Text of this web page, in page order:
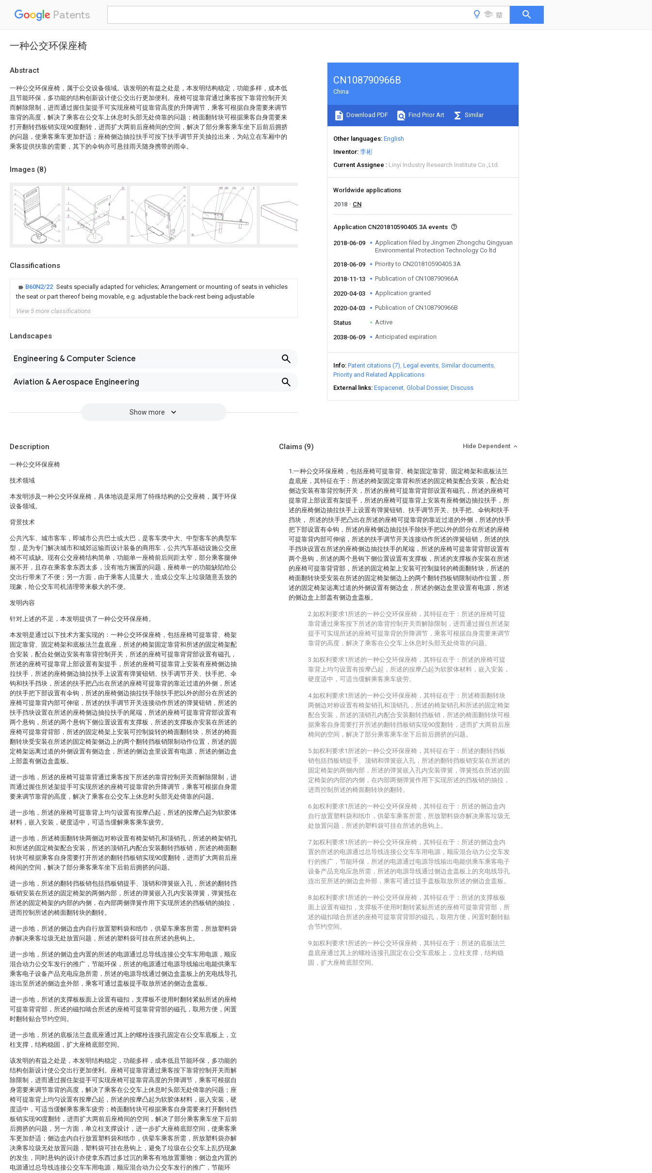
Patents
一种公交环保座椅
Abstract
一种公交环保座椅，属于公交设备领域。该发明的有益之处是，本发明结构稳定，功能多样，成本低
且节能环保，多功能的结构创新设计使公交出行更加便利。座椅可提靠背通过乘客按下靠背控制开关
而解除限制，进而通过握住架提手可实现座椅可提靠背高度的升降调节，乘客可根据自身需要来调节
靠背的高度，解决了乘客在公交车上休息时头部无处倚靠的问题；椅面翻转块可根据乘客自身需要来
打开翻转挡板销实现90度翻转，进而扩大两前后座椅间的空间，解决了部分乘客乘车坐下后前后拥挤
的问题，使乘客乘车更加舒适；座椅侧边抽拉扶手可按下扶手调节开关抽拉出来，为站立在车厢中的
乘客提供扶靠的需要，其下的伞钩亦可悬挂雨天随身携带的雨伞。
Images (8)
Classifications
B60N2/22 Seats specially adapted for vehicles; Arrangement or mounting of seats in vehicles
the seat or part thereof being movable, e.g. adjustable the back-rest being adjustable
View 5 more classifications
Landscapes
Engineering & Computer Science
Aviation & Aerospace Engineering
Show more
CN108790966B
China
Download PDF Find Prior Art Similar
Other languages English
Inventor 李彬
Current Assignee
Linyi Industry Research Institute Co.,Ltd.
Worldwide applications
2018
CN
Application CN201810590405.3A events
2018-06-09
Application filed by Jingmen Zhongchu Qingyuan
Environmental Protection Technology Co ltd
2018-06-09
Priority to CN201810590405.3A
2018-11-13 Publication of CN108790966A
2020-04-03 Application granted
2020-04-03 Publication of CN108790966B
Status Active
2038-06-09 Anticipated expiration
Info Patent citations (7) Legal events Similar documents
Priority and Related Applications
External links Espacenet Global Dossier Discuss
Description
一种公交环保座椅
技术领域
本发明涉及一种公交环保座椅，具体地说是采用了特殊结构的公交座椅，属于环保
设备领域。
背景技术
公共汽车、城市客车，即城市公共巴士或大巴，是客车类中大、中型客车的典型车
型，是为专门解决城市和城郊运输而设计装备的商用车，公共汽车基础设施公交座
椅不可或缺。现有公交座椅结构简单，功能单一座椅前后间距太窄，部分乘客腿伸
展不开，且存在乘客拿东西太多，没有地方搁置的问题，座椅单一的功能缺陷给公
交出行带来了不便；另一方面，由于乘客人流量大，造成公交车上垃圾随意丢放的
现象，给公交车司机清理带来极大的不便。
发明内容
针对上述的不足，本发明提供了一种公交环保座椅。
本发明是通过以下技术方案实现的：一种公交环保座椅，包括座椅可提靠背、椅架
固定靠背、固定椅架和底板法兰盘底座，所述的椅架固定靠背和所述的固定椅架配
合安装，配合处侧边安装有靠背控制开关，所述的座椅可提靠背背部设置有磁孔，
所述的座椅可提靠背上部设置有架提手，所述的座椅可提靠背上安装有座椅侧边抽
拉扶手，所述的座椅侧边抽拉扶手上设置有弹簧钮销、扶手调节开关、扶手把、伞
钩和扶手挡块，所述的扶手把凸出在所述的座椅可提靠背的靠近过道的外侧，所述
的扶手把下部设置有伞钩，所述的座椅侧边抽拉扶手除扶手把以外的部分在所述的
座椅可提靠背内部可伸缩，所述的扶手调节开关连接动作所述的弹簧钮销，所述的
扶手挡块设置在所述的座椅侧边抽拉扶手的尾端，所述的座椅可提靠背背部设置有
两个悬钩，所述的两个悬钩下侧位置设置有支撑板，所述的支撑板亦安装在所述的
座椅可提靠背背部，所述的固定椅架上安装可控制旋转的椅面翻转块，所述的椅面
翻转块受安装在所述的固定椅架侧边上的两个翻转挡板销限制动作位置，所述的固
定椅架远离过道的外侧设置有侧边盒，所述的侧边盒里设置有电源，所述的侧边盒
上部盖有侧边盒盖板。
进一步地，所述的座椅可提靠背通过乘客按下所述的靠背控制开关而解除限制，进
而通过握住所述架提手可实现所述的座椅可提靠背的升降调节，乘客可根据自身需
要来调节靠背的高度，解决了乘客在公交车上休息时头部无处倚靠的问题。
进一步地，所述的座椅可提靠背上均匀设置有按摩凸起，所述的按摩凸起为软胶体
材料，嵌入安装，硬度适中，可适当缓解乘客乘车疲劳。
进一步地，所述椅面翻转块两侧边对称设置有椅架销孔和顶销孔，所述的椅架销孔
和所述的固定椅架配合安装，所述的顶销孔内配合安装翻转挡板销，所述的椅面翻
转块可根据乘客自身需要打开所述的翻转挡板销实现90度翻转，进而扩大两前后座
椅间的空间，解决了部分乘客乘车坐下后前后拥挤的问题。
进一步地，所述的翻转挡板销包括挡板销提手、顶销和弹簧嵌入孔，所述的翻转挡
板销安装在所述的固定椅架的两侧内部，所述的弹簧嵌入孔内安装弹簧，弹簧抵在
所述的固定椅架的内部的内侧，在内部两侧弹簧作用下实现所述的挡板销的抽拉，
进而控制所述的椅面翻转块的翻转。
进一步地，所述的侧边盒内自行放置塑料袋和纸巾，供晕车乘客所需，所放塑料袋
亦解决乘客垃圾无处放置问题，所述的塑料袋可挂在所述的悬钩上。
进一步地，所述的侧边盒内置的所述的电源通过总导线连接公交车车用电源，顺应
混合动力公交车发行的推广，节能环保，所述的电源通过电源导线输出电能供乘车
乘客电子设备产品充电应急所需，所述的电源导线通过侧边盒盖板上的充电线导孔
连出至所述的侧边盒外部，乘客可通过盖板提手取放所述的侧边盒盖板。
进一步地，所述的支撑板板面上设置有磁扣，支撑板不使用时翻转紧贴所述的座椅
可提靠背背部，所述的磁扣啮合所述的座椅可提靠背背部的磁孔，取用方便，闲置
时翻转贴合节约空间。
进一步地，所述的底板法兰盘底座通过其上的螺栓连接孔固定在公交车底板上，立
柱支撑，结构稳固，扩大座椅底部空间。
该发明的有益之处是，本发明结构稳定，功能多样，成本低且节能环保，多功能的
结构创新设计使公交出行更加便利。座椅可提靠背通过乘客按下靠背控制开关而解
除限制，进而通过握住架提手可实现座椅可提靠背高度的升降调节，乘客可根据自
身需要来调节靠背的高度，解决了乘客在公交车上休息时头部无处倚靠的问题；座
椅可提靠背上均匀设置有按摩凸起，所述的按摩凸起为软胶体材料，嵌入安装，硬
度适中，可适当缓解乘客乘车疲劳；椅面翻转块可根据乘客自身需要来打开翻转挡
板销实现90度翻转，进而扩大两前后座椅间的空间，解决了部分乘客乘车坐下后前
后拥挤的问题，另一方面，单立柱支撑设计，进一步扩大座椅底部空间，使乘客乘
车更加舒适；侧边盒内自行放置塑料袋和纸巾，供晕车乘客所需，所放塑料袋亦解
决乘客垃圾无处放置问题，塑料袋可挂在悬钩上，避免了垃圾在公交车上乱扔现象
的发生，同时悬钩的设计亦使拿东西过多过沉的乘客有地放置重物；侧边盒内置的
电源通过总导线连接公交车车用电源，顺应混合动力公交车发行的推广，节能环
Claims (9) Hide Dependent
1.一种公交环保座椅，包括座椅可提靠背、椅架固定靠背、固定椅架和底板法兰
盘底座，其特征在于：所述的椅架固定靠背和所述的固定椅架配合安装，配合处
侧边安装有靠背控制开关，所述的座椅可提靠背背部设置有磁孔，所述的座椅可
提靠背上部设置有架提手，所述的座椅可提靠背上安装有座椅侧边抽拉扶手，所
述的座椅侧边抽拉扶手上设置有弹簧钮销、扶手调节开关、扶手把、伞钩和扶手
挡块， 所述的扶手把凸出在所述的座椅可提靠背的靠近过道的外侧，所述的扶手
把下部设置有伞钩，所述的座椅侧边抽拉扶手除扶手把以外的部分在所述的座椅
可提靠背内部可伸缩，所述的扶手调节开关连接动作所述的弹簧钮销，所述的扶
手挡块设置在所述的座椅侧边抽拉扶手的尾端，所述的座椅可提靠背背部设置有
两个悬钩，所述的两个悬钩下侧位置设置有支撑板，所述的支撑板亦安装在所述
的座椅可提靠背背部，所述的固定椅架上安装可控制旋转的椅面翻转块，所述的
椅面翻转块受安装在所述的固定椅架侧边上的两个翻转挡板销限制动作位置，所
述的固定椅架远离过道的外侧设置有侧边盒，所述的侧边盒里设置有电源，所述
的侧边盒上部盖有侧边盒盖板。
2.如权利要求1所述的一种公交环保座椅，其特征在于：所述的座椅可提
靠背通过乘客按下所述的靠背控制开关而解除限制，进而通过握住所述架
提手可实现所述的座椅可提靠背的升降调节，乘客可根据自身需要来调节
靠背的高度，解决了乘客在公交车上休息时头部无处倚靠的问题。
3.如权利要求1所述的一种公交环保座椅，其特征在于：所述的座椅可提
靠背上均匀设置有按摩凸起，所述的按摩凸起为软胶体材料，嵌入安装，
硬度适中，可适当缓解乘客乘车疲劳。
4.如权利要求1所述的一种公交环保座椅，其特征在于：所述椅面翻转块
两侧边对称设置有椅架销孔和顶销孔，所述的椅架销孔和所述的固定椅架
配合安装，所述的顶销孔内配合安装翻转挡板销，所述的椅面翻转块可根
据乘客自身需要打开所述的翻转挡板销实现90度翻转，进而扩大两前后座
椅间的空间，解决了部分乘客乘车坐下后前后拥挤的问题。
5.如权利要求1所述的一种公交环保座椅，其特征在于：所述的翻转挡板
销包括挡板销提手、顶销和弹簧嵌入孔，所述的翻转挡板销安装在所述的
固定椅架的两侧内部，所述的弹簧嵌入孔内安装弹簧，弹簧抵在所述的固
定椅架的内部的内侧，在内部两侧弹簧作用下实现所述的挡板销的抽拉，
进而控制所述的椅面翻转块的翻转。
6.如权利要求1所述的一种公交环保座椅，其特征在于：所述的侧边盒内
自行放置塑料袋和纸巾，供晕车乘客所需，所放塑料袋亦解决乘客垃圾无
处放置问题，所述的塑料袋可挂在所述的悬钩上。
7.如权利要求1所述的一种公交环保座椅，其特征在于：所述的侧边盒内
置的所述的电源通过总导线连接公交车车用电源，顺应混合动力公交车发
行的推广，节能环保，所述的电源通过电源导线输出电能供乘车乘客电子
设备产品充电应急所需，所述的电源导线通过侧边盒盖板上的充电线导孔
连出至所述的侧边盒外部，乘客可通过提手盖板取放所述的侧边盒盖板。
8.如权利要求1所述的一种公交环保座椅，其特征在于：所述的支撑板板
面上设置有磁扣，支撑板不使用时翻转紧贴所述的座椅可提靠背背部，所
述的磁扣啮合所述的座椅可提靠背背部的磁孔，取用方便，闲置时翻转贴
合节约空间。
9.如权利要求1所述的一种公交环保座椅，其特征在于：所述的底板法兰
盘底座通过其上的螺栓连接孔固定在公交车底板上，立柱支撑，结构稳
固，扩大座椅底部空间。